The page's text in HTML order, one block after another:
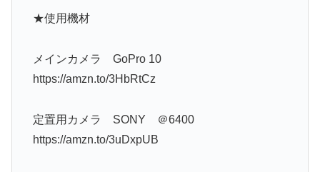
★使用機材
メインカメラ GoPro 10
https://amzn.to/3HbRtCz
定置用カメラ SONY ＠6400
https://amzn.to/3uDxpUB